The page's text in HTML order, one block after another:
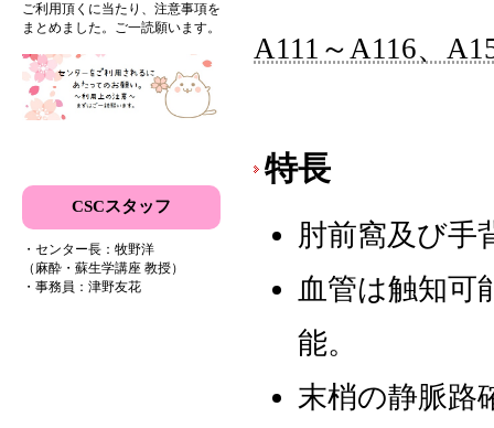
ご利用頂くに当たり、注意事項を
まとめました。ご一読願います。
CSCスタッフ
・センター長：牧野洋
（麻酔・蘇生学講座 教授）
・事務員：津野友花
A111～A116、
特長
肘前窩及び手
血管は触知可
能。
末梢の静脈路